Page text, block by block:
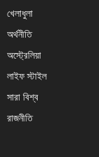
খেলাধুলা
অর্থনীতি
অস্ট্রেলিয়া
লাইফ স্টাইল
সারা বিশ্ব
রাজনীতি